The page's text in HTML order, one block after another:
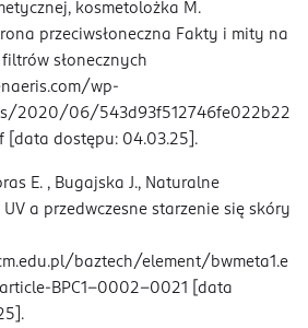
kosmetolożka M.
przeciwsłoneczna Fakty i mity na
słonecznych
wp-
2020/06/543d93f512746fe022b22
[data dostępu: 04.03.25].
E. , Bugajska J., Naturalne
a przedwczesne starzenie się skóry
baztech/element/bwmeta1.e
BPC1-0002-0021 [data